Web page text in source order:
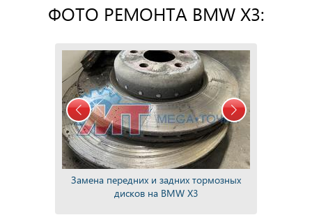
ФОТО РЕМОНТА BMW X3:
Замена передних и задних тормозных
дисков на BMW X3